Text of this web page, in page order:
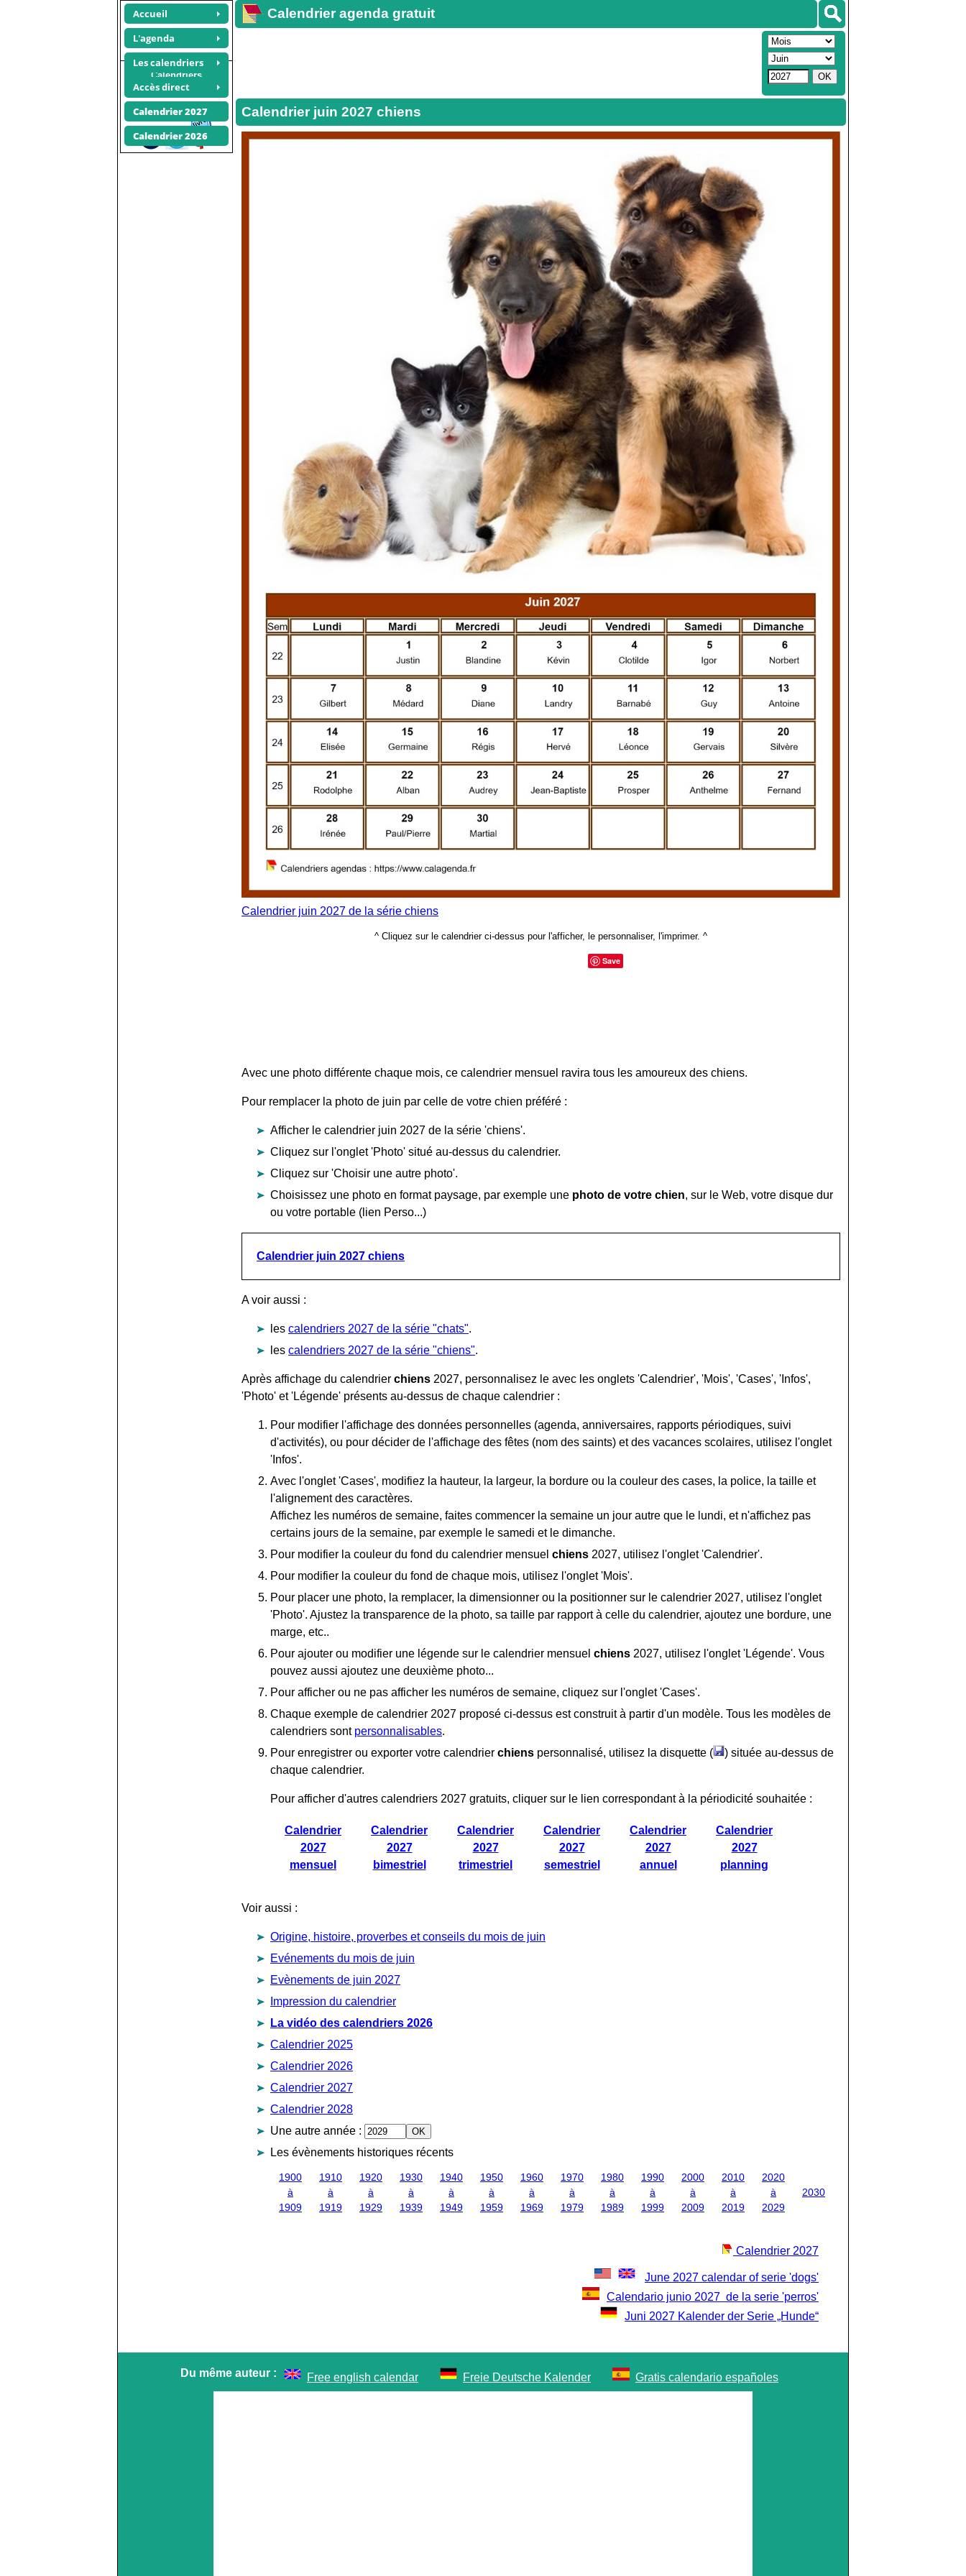
Accueil
L'agenda
Les calendriers
Accès direct
Calendrier 2027
Calendrier 2026
Calendrier agenda gratuit
Calendrier juin 2027 chiens
Calendrier juin 2027 de la série chiens
^ Cliquez sur le calendrier ci-dessus pour l'afficher, le personnaliser, l'imprimer. ^
Save
Avec une photo différente chaque mois, ce calendrier mensuel ravira tous les amoureux des chiens.
Pour remplacer la photo de juin par celle de votre chien préféré :
Afficher le calendrier juin 2027 de la série 'chiens'.
Cliquez sur l'onglet 'Photo' situé au-dessus du calendrier.
Cliquez sur 'Choisir une autre photo'.
Choisissez une photo en format paysage, par exemple une photo de votre chien, sur le Web, votre disque dur
ou votre portable (lien Perso...)
Calendrier juin 2027 chiens
A voir aussi :
les calendriers 2027 de la série "chats".
les calendriers 2027 de la série "chiens".
Après affichage du calendrier chiens 2027, personnalisez le avec les onglets 'Calendrier', 'Mois', 'Cases', 'Infos',
'Photo' et 'Légende' présents au-dessus de chaque calendrier :
Pour modifier l'affichage des données personnelles (agenda, anniversaires, rapports périodiques, suivi
d'activités), ou pour décider de l'affichage des fêtes (nom des saints) et des vacances scolaires, utilisez l'onglet
'Infos'.
Avec l'onglet 'Cases', modifiez la hauteur, la largeur, la bordure ou la couleur des cases, la police, la taille et
l'alignement des caractères.
Affichez les numéros de semaine, faites commencer la semaine un jour autre que le lundi, et n'affichez pas
certains jours de la semaine, par exemple le samedi et le dimanche.
Pour modifier la couleur du fond du calendrier mensuel chiens 2027, utilisez l'onglet 'Calendrier'.
Pour modifier la couleur du fond de chaque mois, utilisez l'onglet 'Mois'.
Pour placer une photo, la remplacer, la dimensionner ou la positionner sur le calendrier 2027, utilisez l'onglet
'Photo'. Ajustez la transparence de la photo, sa taille par rapport à celle du calendrier, ajoutez une bordure, une
marge, etc..
Pour ajouter ou modifier une légende sur le calendrier mensuel chiens 2027, utilisez l'onglet 'Légende'. Vous
pouvez aussi ajoutez une deuxième photo...
Pour afficher ou ne pas afficher les numéros de semaine, cliquez sur l'onglet 'Cases'.
Chaque exemple de calendrier 2027 proposé ci-dessus est construit à partir d'un modèle. Tous les modèles de
calendriers sont personnalisables.
Pour enregistrer ou exporter votre calendrier chiens personnalisé, utilisez la disquette (
) située au-dessus de
chaque calendrier.
Pour afficher d'autres calendriers 2027 gratuits, cliquer sur le lien correspondant à la périodicité souhaitée :
Calendrier
2027
mensuel
Calendrier
2027
bimestriel
Calendrier
2027
trimestriel
Calendrier
2027
semestriel
Calendrier
2027
annuel
Calendrier
2027
planning
Voir aussi :
Origine, histoire, proverbes et conseils du mois de juin
Evénements du mois de juin
Evènements de juin 2027
Impression du calendrier
La vidéo des calendriers 2026
Calendrier 2025
Calendrier 2026
Calendrier 2027
Calendrier 2028
Une autre année :
Les évènements historiques récents
1900
à
1909
1910
à
1919
1920
à
1929
1930
à
1939
1940
à
1949
1950
à
1959
1960
à
1969
1970
à
1979
1980
à
1989
1990
à
1999
2000
à
2009
2010
à
2019
2020
à
2029
2030
Calendrier 2027
June 2027 calendar of serie 'dogs'
Calendario junio 2027 de la serie 'perros'
Juni 2027 Kalender der Serie „Hunde“
Calendriers
photos
Recommander ce site
Du même auteur : Free english calendar Freie Deutsche Kalender Gratis calendario españoles